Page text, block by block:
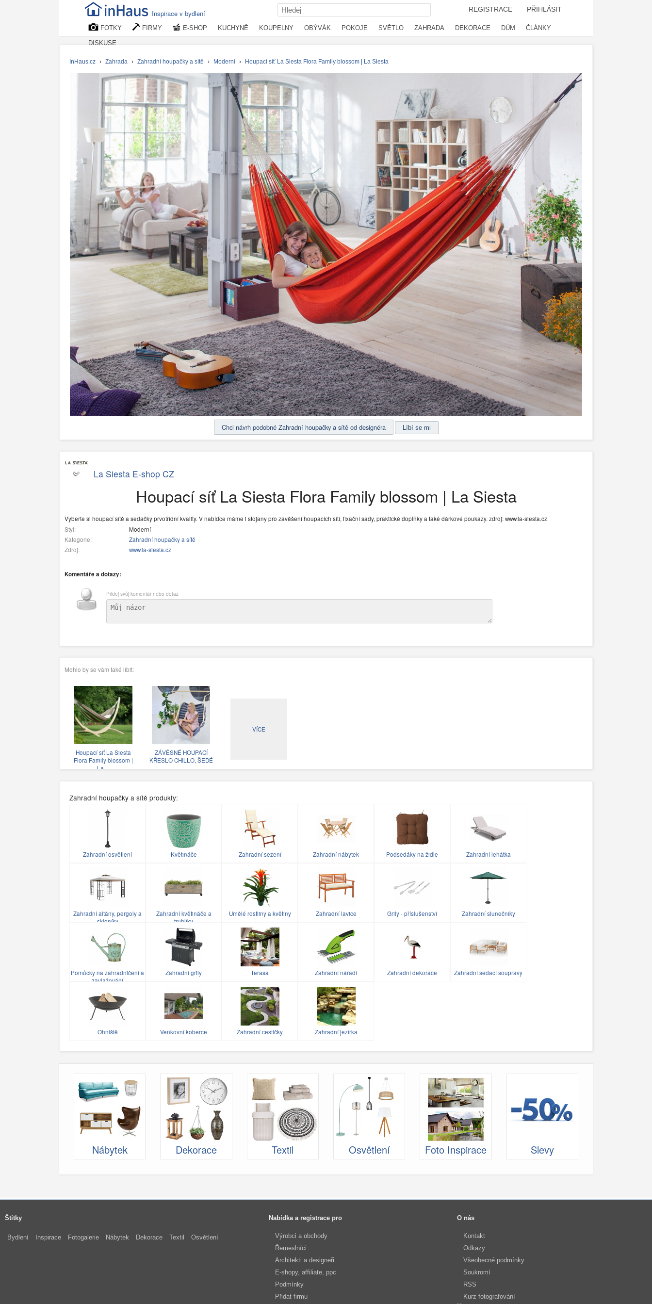
Inspirace v bydlení REGISTRACE PŘIHLÁSIT
FOTKY FIRMY E-SHOP KUCHYNĚ KOUPELNY OBÝVÁK POKOJE SVĚTLO ZAHRADA DEKORACE DŮM ČLÁNKY
DISKUSE
InHaus.cz › Zahrada › Zahradní houpačky a sítě › Moderní › Houpací síť La Siesta Flora Family blossom | La Siesta
Chci návrh podobné Zahradní houpačky a sítě od designéra
La Siesta E-shop CZ
Houpací síť La Siesta Flora Family blossom | La Siesta
Vyberte si houpací sítě a sedačky prvotřídní kvality. V nabídce máme i stojany pro zavěšení houpacích sítí, fixační sady, praktické doplňky a také dárkové poukazy. zdroj: www.la-siesta.cz
Styl:
Moderní
Kategorie:
Zahradní houpačky a sítě
Zdroj:
www.la-siesta.cz
Komentáře a dotazy:
Přidej svůj komentář nebo dotaz
Mohlo by se vám také líbit:
Houpací síť La Siesta
Flora Family blossom |
La…
ZÁVĚSNÉ HOUPACÍ
KŘESLO CHILLO, ŠEDÉ
VÍCE
Zahradní houpačky a sítě produkty:
Zahradní osvětlení Květináče Zahradní sezení Zahradní nábytek Podsedáky na židle Zahradní lehátka
Zahradní altány, pergoly a
skleníky
Zahradní květináče a
truhlíky
Umělé rostliny a květiny Zahradní lavice Grily - příslušenství Zahradní slunečníky
Pomůcky na zahradničení a
zavlažování
Zahradní grily Terasa Zahradní nářadí Zahradní dekorace Zahradní sedací soupravy
Ohniště Venkovní koberce Zahradní cestičky Zahradní jezírka
Nábytek Dekorace Textil Osvětlení Foto Inspirace Slevy
Štítky
Bydlení Inspirace Fotogalerie Nábytek Dekorace Textil Osvětlení
Nabídka a registrace pro
Výrobci a obchody
Řemeslníci
Architekti a designeři
E-shopy, affiliate, ppc
Podmínky
Přidat firmu
O nás
Kontakt
Odkazy
Všeobecné podmínky
Soukromí
RSS
Kurz fotografování